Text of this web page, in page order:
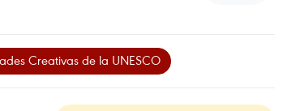
Creativas de la UNESCO